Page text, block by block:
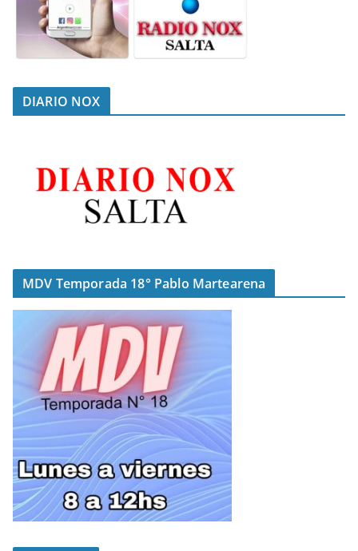
DIARIO NOX
MDV Temporada 18° Pablo Martearena